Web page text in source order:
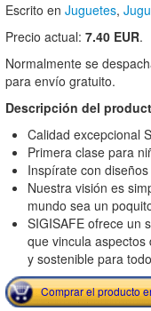
Escrito en Juguetes,
Precio actual: 7.40 EUR.
Normalmente se
para envío gratuito.
Descripción del
Calidad excepcional
Primera clase para
Inspírate con
Nuestra visión es
mundo sea un
SIGISAFE ofrece un
que vincula
y sostenible para
Comprar el producto